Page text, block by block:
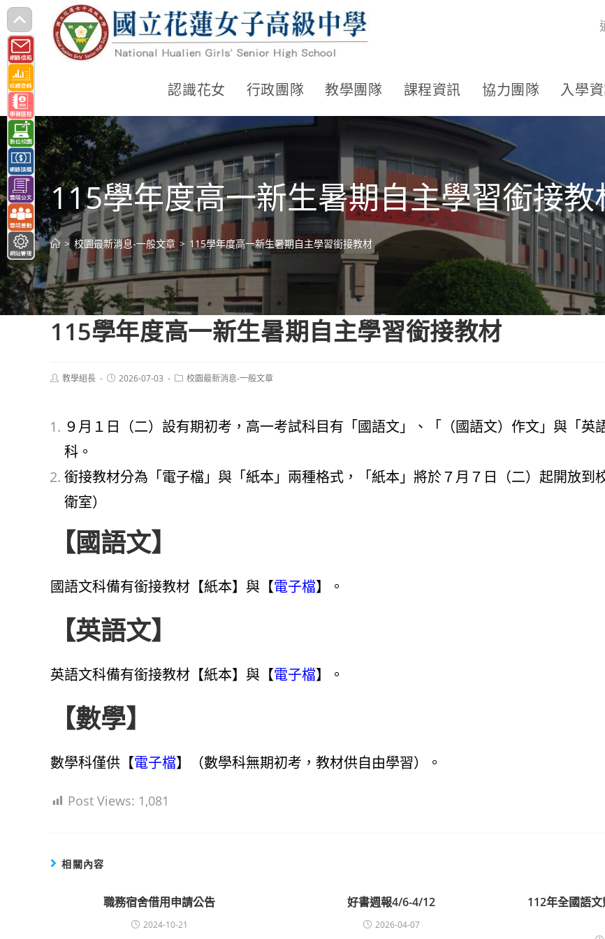
跳
轉
至
主
要
內
容
認識花女 行政團隊 教學團隊 課程資訊 協力團隊 入學
115學年度高一新生暑期自主學習銜接教
> 校園最新消息-一般文章 > 115學年度高一新生暑期自主學習銜接教材
115學年度高一新生暑期自主學習銜接教材
Post教學組長
Post2026-07-03
Post校園最新消息-一般文章
９月１日（二）設有期初考，高一考試科目有「國語文」、「（國語文）作文」與「英
科。
銜接教材分為「電子檔」與「紙本」兩種格式，「紙本」將於７月７日（二）起開放到
衛室）
【國語文】
國語文科備有銜接教材【紙本】與【電子檔】。
【英語文】
英語文科備有銜接教材【紙本】與【電子檔】。
【數學】
數學科僅供【電子檔】（數學科無期初考，教材供自由學習）。
Post Views: 1,081
相關內容
職務宿舍借用申請公告
2024-10-21
好書週報4/6-4/12
2026-04-07
112年全國語